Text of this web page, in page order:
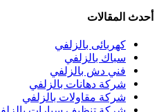
أحدث المقالات
كهربائى بالزلفي
سباك بالزلفي
فني دش بالزلفي
شركة دهانات بالزلفي
شركة مقاولات بالزلفي